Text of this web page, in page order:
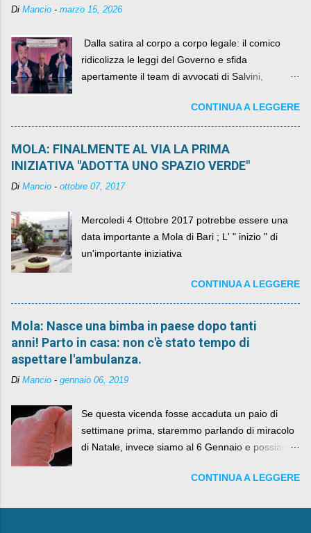
Di Mancio - marzo 15, 2026
​ Dalla satira al corpo a corpo legale: il comico
ridicolizza le leggi del Governo e sfida
apertamente il team di avvocati di Salvini,
CONTINUA A LEGGERE
MOLA: FINALMENTE AL VIA LA PRIMA
INIZIATIVA "ADOTTA UNO SPAZIO VERDE"
Di Mancio - ottobre 07, 2017
Mercoledi 4 Ottobre 2017 potrebbe essere una
data importante a Mola di Bari ; L' " inizio " di
un'importante iniziativa
CONTINUA A LEGGERE
Mola: Nasce una bimba in paese dopo tanti
anni! Parto in casa: non c'è stato tempo di
aspettare l'ambulanza.
Di Mancio - gennaio 06, 2019
Se questa vicenda fosse accaduta un paio di
settimane prima, staremmo parlando di miracolo
di Natale, invece siamo al 6 Gennaio e possiamo
e la Befana, visto il lieto epilogo della vicenda.
CONTINUA A LEGGERE